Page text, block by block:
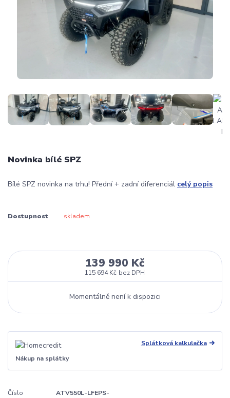
Novinka bílé SPZ
Bílé SPZ novinka na trhu! Přední + zadní diferenciál celý popis
Dostupnost skladem
139 990 Kč
115 694 Kč bez DPH
Momentálně není k dispozici
Splátková kalkulačka
Nákup na splátky
Číslo
ATV550L-LFEPS-